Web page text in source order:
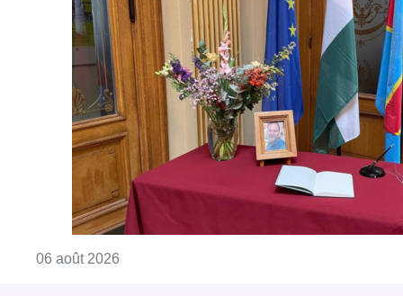
06 août 2026